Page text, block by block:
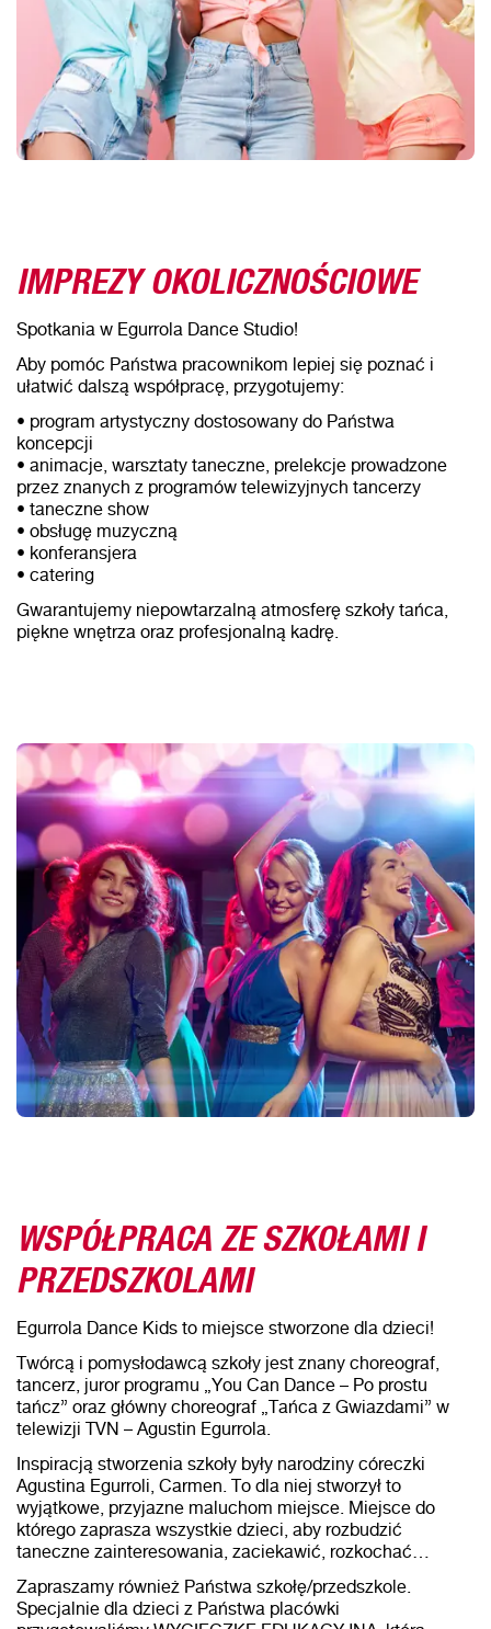
IMPREZY OKOLICZNOŚCIOWE
Spotkania w Egurrola Dance Studio!
Aby pomóc Państwa pracownikom lepiej się poznać i
ułatwić dalszą współpracę, przygotujemy:
• program artystyczny dostosowany do Państwa
koncepcji
• animacje, warsztaty taneczne, prelekcje prowadzone
przez znanych z programów telewizyjnych tancerzy
• taneczne show
• obsługę muzyczną
• konferansjera
• catering
Gwarantujemy niepowtarzalną atmosferę szkoły tańca,
piękne wnętrza oraz profesjonalną kadrę.
WSPÓŁPRACA ZE SZKOŁAMI I
PRZEDSZKOLAMI
Egurrola Dance Kids to miejsce stworzone dla dzieci!
Twórcą i pomysłodawcą szkoły jest znany choreograf,
tancerz, juror programu „You Can Dance – Po prostu
tańcz” oraz główny choreograf „Tańca z Gwiazdami” w
telewizji TVN – Agustin Egurrola.
Inspiracją stworzenia szkoły były narodziny córeczki
Agustina Egurroli, Carmen. To dla niej stworzył to
wyjątkowe, przyjazne maluchom miejsce. Miejsce do
którego zaprasza wszystkie dzieci, aby rozbudzić
taneczne zainteresowania, zaciekawić, rozkochać…
Zapraszamy również Państwa szkołę/przedszkole.
Specjalnie dla dzieci z Państwa placówki